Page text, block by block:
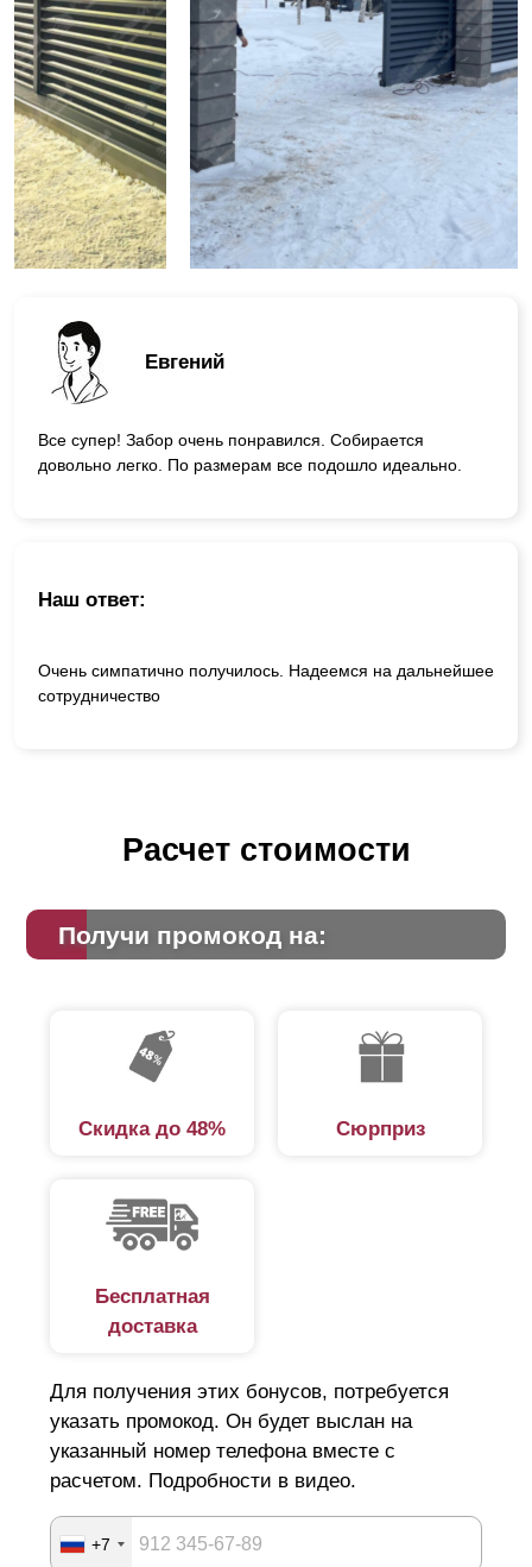
Евгений
Все супер! Забор очень понравился. Собирается
довольно легко. По размерам все подошло идеально.
Наш ответ:
Очень симпатично получилось. Надеемся на дальнейшее
сотрудничество
Расчет стоимости
Получи промокод на:
Скидка до 48% Сюрприз
Бесплатная
доставка
Для получения этих бонусов, потребуется
указать промокод. Он будет выслан на
указанный номер телефона вместе с
расчетом. Подробности в видео.
+7